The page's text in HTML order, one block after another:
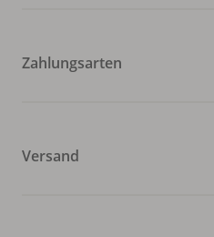
Zahlungsarten
Versand